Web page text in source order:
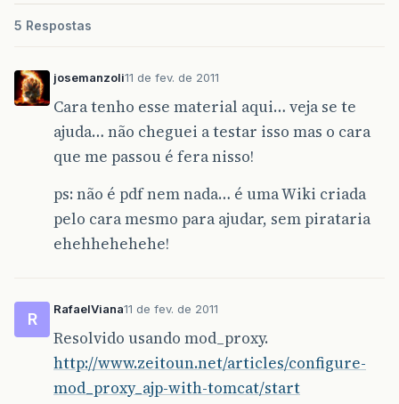
5 Respostas
josemanzoli11 de fev. de 2011
Cara tenho esse material aqui… veja se te
ajuda… não cheguei a testar isso mas o cara
que me passou é fera nisso!
ps: não é pdf nem nada… é uma Wiki criada
pelo cara mesmo para ajudar, sem pirataria
ehehhehehehe!
R
RafaelViana11 de fev. de 2011
Resolvido usando mod_proxy.
http://www.zeitoun.net/articles/configure-
mod_proxy_ajp-with-tomcat/start